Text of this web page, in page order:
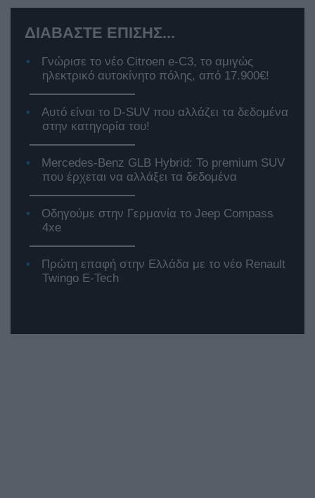
ΔΙΑΒΑΣΤΕ ΕΠΙΣΗΣ...
Γνώρισε το νέο Citroen e-C3, το αμιγώς
ηλεκτρικό αυτοκίνητο πόλης, από 17.900€!
Αυτό είναι το D-SUV που αλλάζει τα δεδομένα
στην κατηγορία του!
Mercedes-Benz GLB Hybrid: Το premium SUV
που έρχεται να αλλάξει τα δεδομένα
Οδηγούμε στην Γερμανία το Jeep Compass
4xe
Πρώτη επαφή στην Ελλάδα με το νέο Renault
Twingo E-Tech